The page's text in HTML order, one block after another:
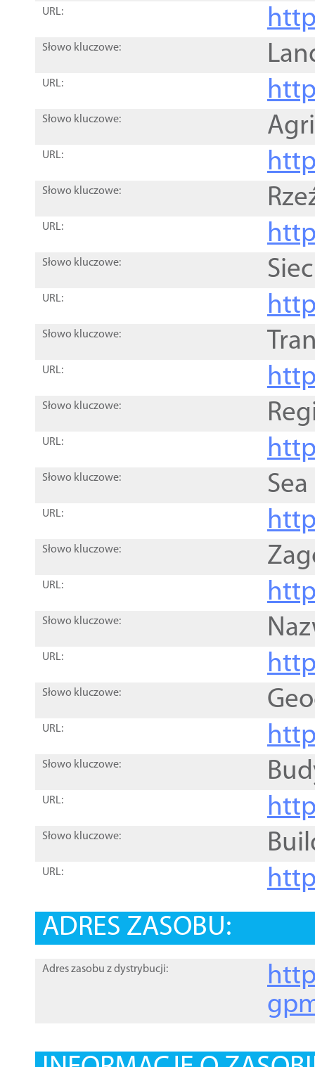
URL:
Słowo kluczowe:
URL:
Słowo kluczowe:
URL:
Słowo kluczowe:
URL:
Słowo kluczowe:
URL:
Słowo kluczowe:
URL:
Słowo kluczowe:
URL:
Słowo kluczowe:
URL:
Słowo kluczowe:
URL:
Słowo kluczowe:
URL:
Słowo kluczowe:
URL:
Słowo kluczowe:
URL:
Słowo kluczowe:
URL:
ADRES ZASOBU:
Adres zasobu z dystrybucji: